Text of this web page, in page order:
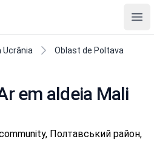
Ucrânia
Oblast de Poltava
em aldeia Mali
Полтавський район,